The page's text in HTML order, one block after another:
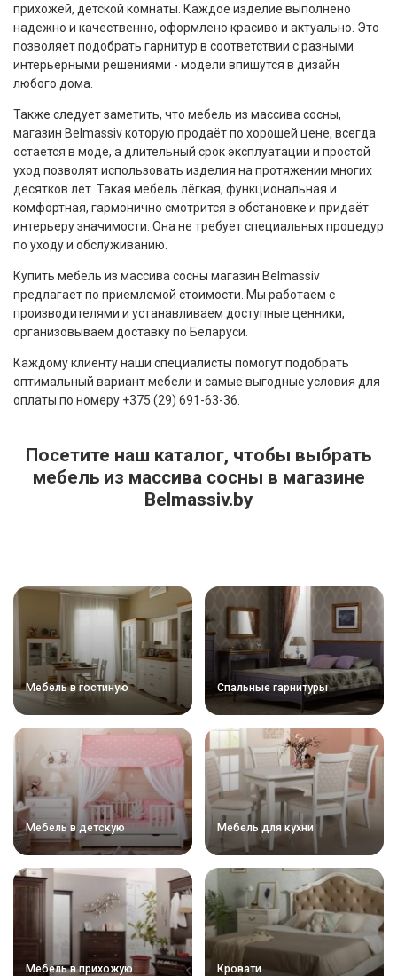
прихожей, детской комнаты. Каждое изделие выполнено
надежно и качественно, оформлено красиво и актуально. Это
позволяет подобрать гарнитур в соответствии с разными
интерьерными решениями - модели впишутся в дизайн
любого дома.
Также следует заметить, что мебель из массива сосны,
магазин Belmassiv которую продаёт по хорошей цене, всегда
остается в моде, а длительный срок эксплуатации и простой
уход позволят использовать изделия на протяжении многих
десятков лет. Такая мебель лёгкая, функциональная и
комфортная, гармонично смотрится в обстановке и придаёт
интерьеру значимости. Она не требует специальных процедур
по уходу и обслуживанию.
Купить мебель из массива сосны магазин Belmassiv
предлагает по приемлемой стоимости. Мы работаем с
производителями и устанавливаем доступные ценники,
организовываем доставку по Беларуси.
Каждому клиенту наши специалисты помогут подобрать
оптимальный вариант мебели и самые выгодные условия для
оплаты по номеру +375 (29) 691-63-36.
Посетите наш каталог, чтобы выбрать
мебель из массива сосны в магазине
Belmassiv.by
Мебель в гостиную Спальные гарнитуры
Мебель в детскую Мебель для кухни
Мебель в прихожую Кровати